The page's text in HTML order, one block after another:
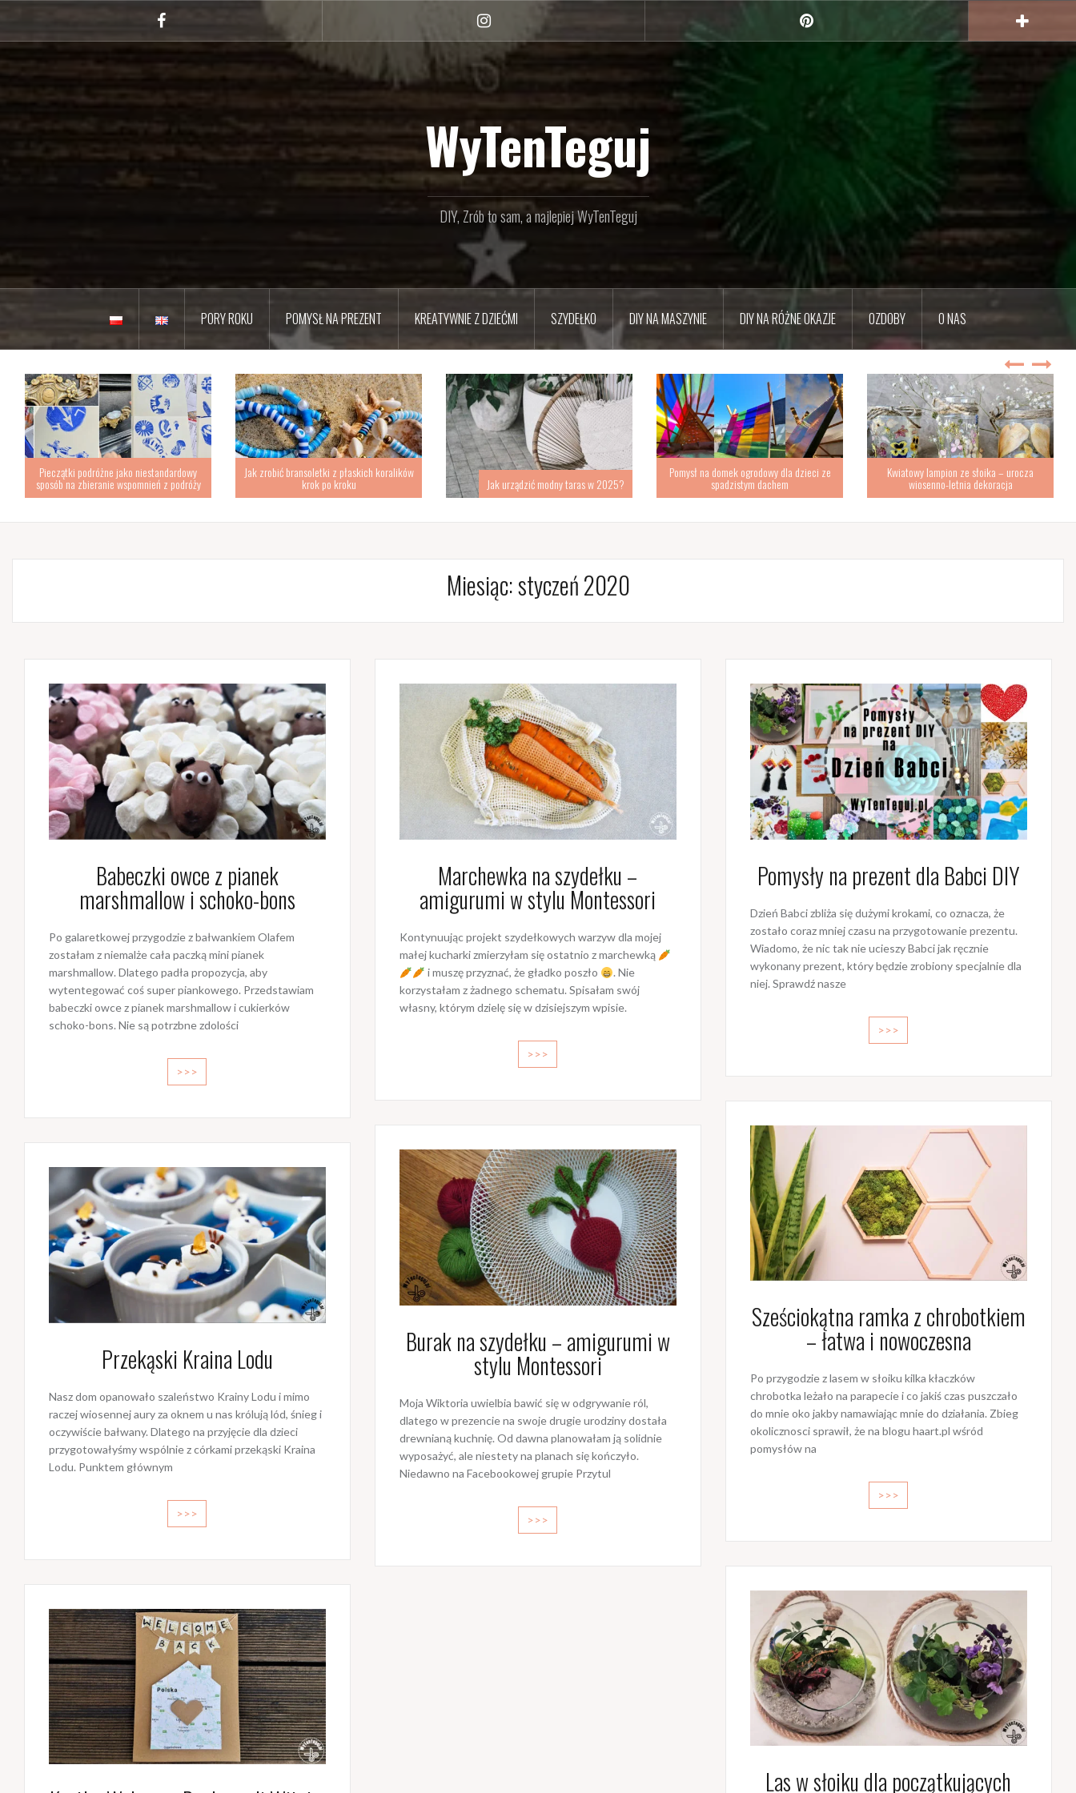
treści
WyTenTeguj
DIY, Zrób to sam, a najlepiej WyTenTeguj
PORY ROKU POMYSŁ NA PREZENT KREATYWNIE Z DZIEĆMI SZYDEŁKO DIY NA MASZYNIE DIY NA RÓŻNE OKAZJE OZDOBY O NAS
Pieczątki podróżne jako niestandardowy
sposób na zbieranie wspomnień z podróży
Jak zrobić bransoletki z płaskich koralików
krok po kroku Jak urządzić modny taras w 2025?
Pomysł na domek ogrodowy dla dzieci ze
spadzistym dachem
Kwiatowy lampion ze słoika – urocza
wiosenno-letnia dekoracja
Miesiąc:styczeń 2020
Babeczki owce z pianek
marshmallow i schoko-bons
Po galaretkowej przygodzie z bałwankiem Olafem
zostałam z niemalże cała paczką mini pianek
marshmallow. Dlatego padła propozycja, aby
wytentegować coś super piankowego. Przedstawiam
babeczki owce z pianek marshmallow i cukierków
schoko-bons. Nie są potrzbne zdolości
>>>
Marchewka na szydełku –
amigurumi w stylu Montessori
Kontynuując projekt szydełkowych warzyw dla mojej
małej kucharki zmierzyłam się ostatnio z marchewką
i muszę przyznać, że gładko poszło
. Nie
korzystałam z żadnego schematu. Spisałam swój
własny, którym dzielę się w dzisiejszym wpisie.
>>>
Pomysły na prezent dla Babci DIY
Dzień Babci zbliża się dużymi krokami, co oznacza, że
zostało coraz mniej czasu na przygotowanie prezentu.
Wiadomo, że nic tak nie ucieszy Babci jak ręcznie
wykonany prezent, który będzie zrobiony specjalnie dla
niej. Sprawdź nasze
>>>
Sześciokątna ramka z chrobotkiem
– łatwa i nowoczesna
Po przygodzie z lasem w słoiku kilka kłaczków
chrobotka leżało na parapecie i co jakiś czas puszczało
do mnie oko jakby namawiając mnie do działania. Zbieg
okolicznosci sprawił, że na blogu haart.pl wśród
pomysłów na
>>>
Burak na szydełku – amigurumi w
stylu Montessori
Moja Wiktoria uwielbia bawić się w odgrywanie ról,
dlatego w prezencie na swoje drugie urodziny dostała
drewnianą kuchnię. Od dawna planowałam ją solidnie
wyposażyć, ale niestety na planach się kończyło.
Niedawno na Facebookowej grupie Przytul
>>>
Przekąski Kraina Lodu
Nasz dom opanowało szaleństwo Krainy Lodu i mimo
raczej wiosennej aury za oknem u nas królują lód, śnieg i
oczywiście bałwany. Dlatego na przyjęcie dla dzieci
przygotowałyśmy wspólnie z córkami przekąski Kraina
Lodu. Punktem głównym
>>>
Las w słoiku dla początkujących